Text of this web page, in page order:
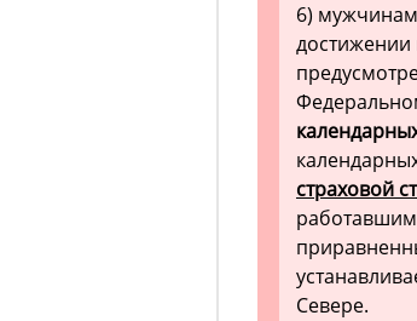
6) мужчинам
достижении
страховой
работавшим
Севере.